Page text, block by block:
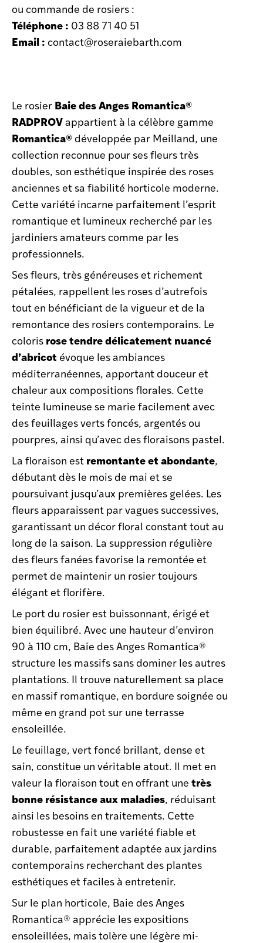
ou commande de rosiers :
Téléphone : 03 88 71 40 51
Email : contact@roseraiebarth.com
Le rosier Baie des Anges Romantica®
RADPROVappartient à la célèbre gamme
Romantica®développée par Meilland, une
collection reconnue pour ses fleurs très
doubles, son esthétique inspirée des roses
anciennes et sa fiabilité horticole moderne.
Cette variété incarne parfaitement l’esprit
romantique et lumineux recherché par les
jardiniers amateurs comme par les
professionnels.
Ses fleurs, très généreuses et richement
pétalées, rappellent les roses d’autrefois
tout en bénéficiant de la vigueur et de la
remontance des rosiers contemporains. Le
coloris rose tendre délicatement nuancé
d’abricot évoque les ambiances
méditerranéennes, apportant douceur et
chaleur aux compositions florales. Cette
teinte lumineuse se marie facilement avec
des feuillages verts foncés, argentés ou
pourpres, ainsi qu’avec des floraisons pastel.
La floraison est remontante et abondante,
débutant dès le mois de mai et se
poursuivant jusqu’aux premières gelées. Les
fleurs apparaissent par vagues successives,
garantissant un décor floral constant tout au
long de la saison. La suppression régulière
des fleurs fanées favorise la remontée et
permet de maintenir un rosier toujours
élégant et florifère.
Le port du rosier est buissonnant, érigé et
bien équilibré. Avec une hauteur d’environ
90 à 110 cm, Baie des Anges Romantica®
structure les massifs sans dominer les autres
plantations. Il trouve naturellement sa place
en massif romantique, en bordure soignée ou
même en grand pot sur une terrasse
ensoleillée.
Le feuillage, vert foncé brillant, dense et
sain, constitue un véritable atout. Il met en
valeur la floraison tout en offrant une très
bonne résistance aux maladies, réduisant
ainsi les besoins en traitements. Cette
robustesse en fait une variété fiable et
durable, parfaitement adaptée aux jardins
contemporains recherchant des plantes
esthétiques et faciles à entretenir.
Sur le plan horticole, Baie des Anges
Romantica® apprécie les expositions
ensoleillées, mais tolère une légère mi-